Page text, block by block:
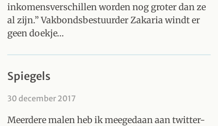
inkomensverschillen worden nog groter dan ze
al zijn.” Vakbondsbestuurder Zakaria windt er
geen doekje…
Spiegels
30 december 2017
Meerdere malen heb ik meegedaan aan twitter-